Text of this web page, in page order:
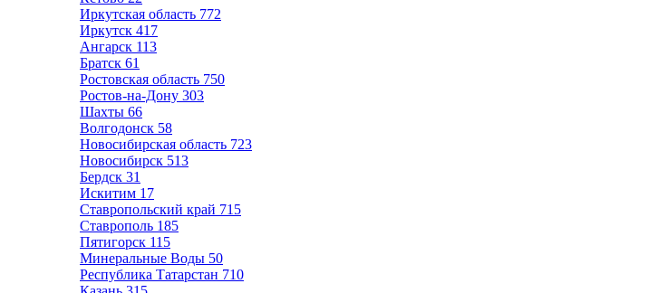
Иркутская область 772
Иркутск 417
Ангарск 113
Братск 61
Ростовская область 750
Ростов-на-Дону 303
Шахты 66
Волгодонск 58
Новосибирская область 723
Новосибирск 513
Бердск 31
Искитим 17
Ставропольский край 715
Ставрополь 185
Пятигорск 115
Минеральные Воды 50
Республика Татарстан 710